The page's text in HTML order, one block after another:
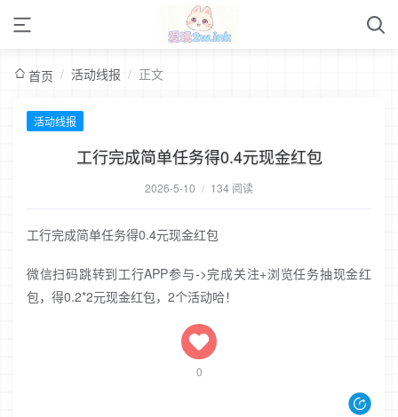
首页 / 活动线报 / 正文
活动线报
工行完成简单任务得0.4元现金红包
2026-5-10 / 134 阅读
工行完成简单任务得0.4元现金红包
微信扫码跳转到工行APP参与->完成关注+浏览任务抽现金红
包，得0.2*2元现金红包，2个活动哈！
0